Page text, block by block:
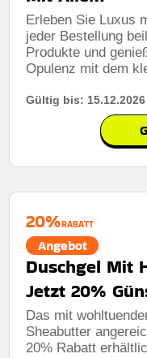
Erleben Sie Luxus
jeder Bestellung
Produkte und
Opulenz mit dem
Gültig bis: 15.12.2026
20%RABATT
Angebot
Duschgel Mit
Jetzt 20%
Das mit
Sheabutter
20% Rabatt